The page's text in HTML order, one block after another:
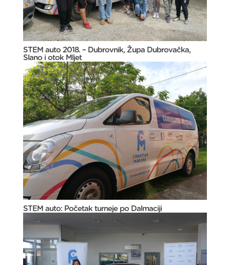
STEM auto 2018. – Dubrovnik, Župa Dubrovačka,
Slano i otok Mljet
STEM auto: Početak turneje po Dalmaciji